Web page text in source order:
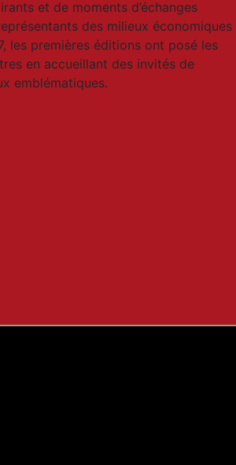
et de moments d’échanges
des milieux économiques
les premières éditions ont posé les
en accueillant des invités de
emblématiques.